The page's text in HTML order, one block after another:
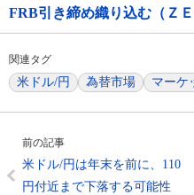
FRB引き締め織り込む（ＺＥ
関連タグ
米ドル/円 為替市場 マーケ
前の記事
米ドル/円は年末を前に、110
円付近まで下落する可能性